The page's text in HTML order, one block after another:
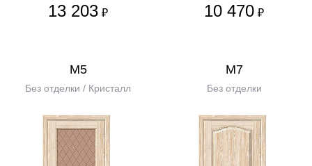
13 203 ₽ 10 470 ₽
М5
Без отделки / Кристалл
М7
Без отделки